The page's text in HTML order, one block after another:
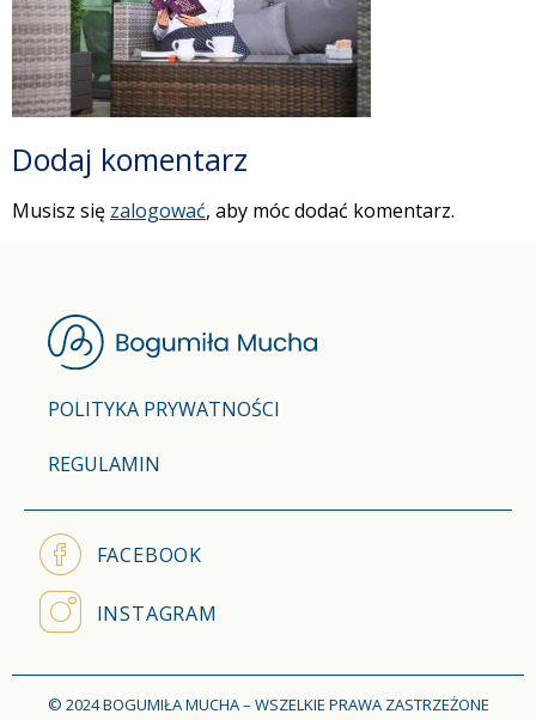
Dodaj komentarz
Musisz się zalogować, aby móc dodać komentarz.
POLITYKA PRYWATNOŚCI
REGULAMIN
FACEBOOK
INSTAGRAM
© 2024 BOGUMIŁA MUCHA – WSZELKIE PRAWA ZASTRZEŻONE